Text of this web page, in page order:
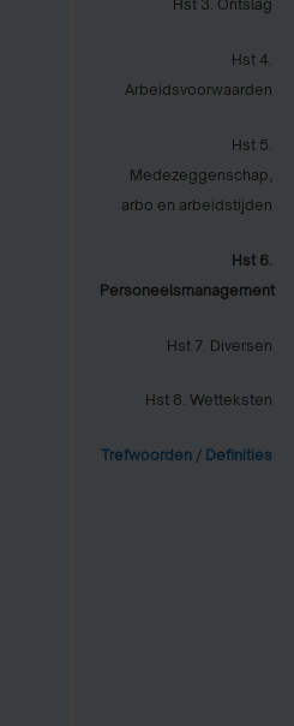
Hst 3. Ontslag
Hst 4.
Arbeidsvoorwaarden
Hst 5.
Medezeggenschap,
arbo en arbeidstijden
Hst 6.
Personeelsmanagement
Hst 7. Diversen
Hst 8. Wetteksten
Trefwoorden / Definities